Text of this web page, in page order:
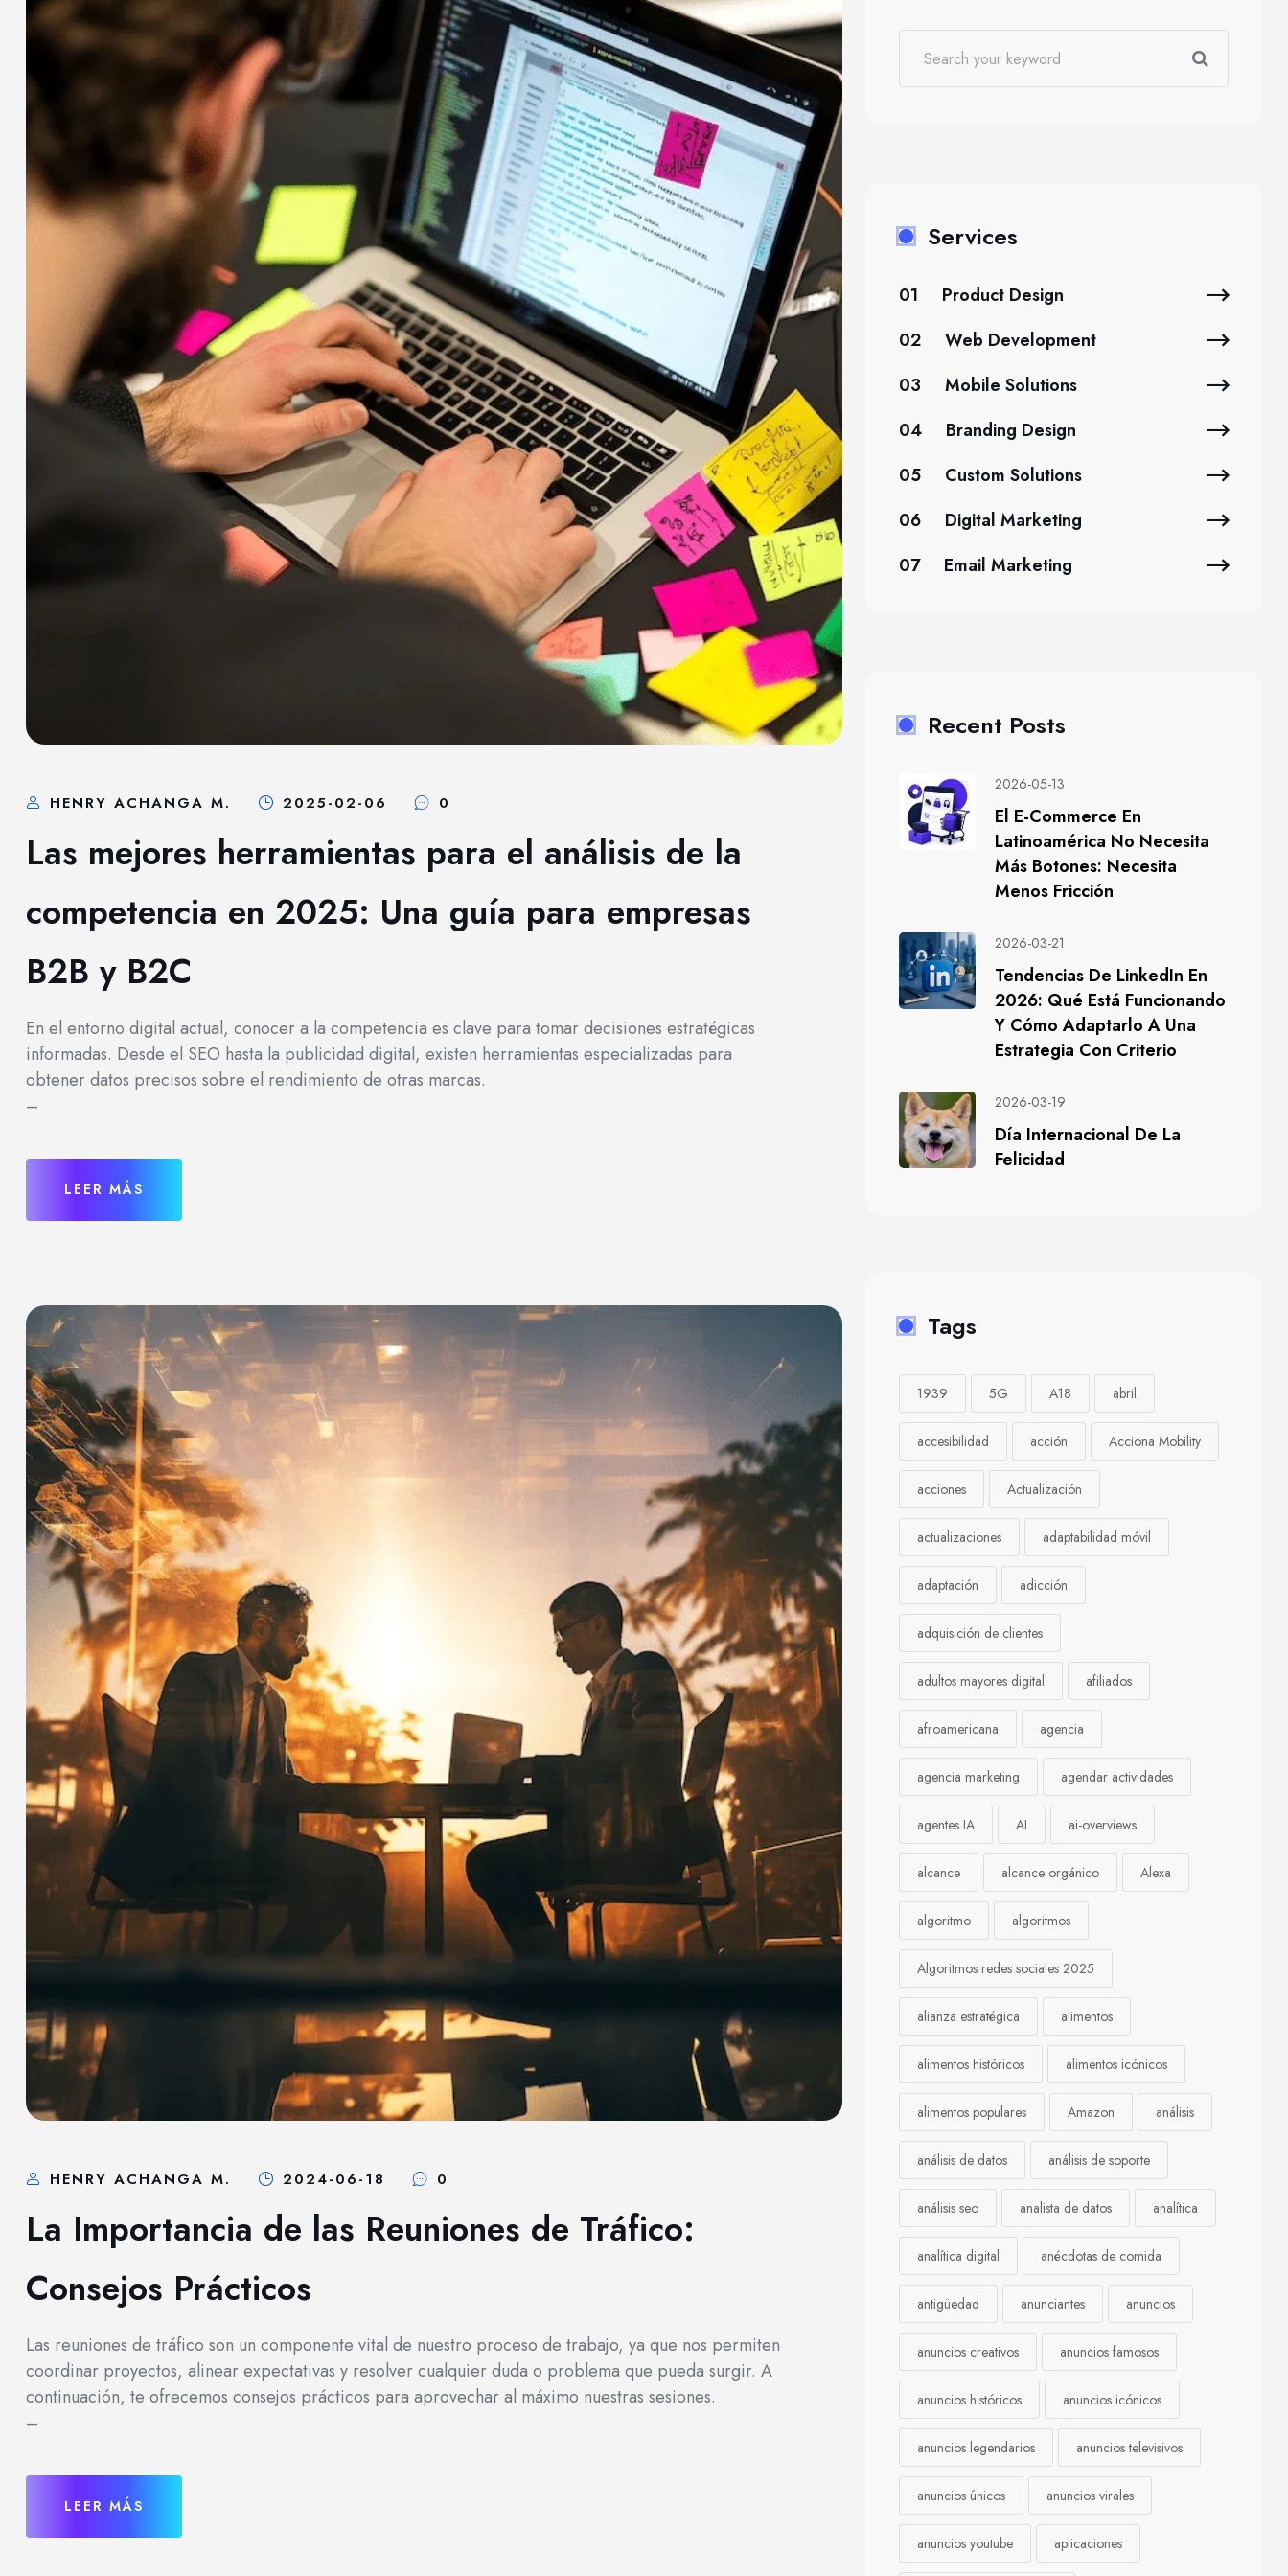
HENRY ACHANGA M. 2025-02-06 0
Las mejores herramientas para el análisis de la
competencia en 2025: Una guía para empresas
B2B y B2C
En el entorno digital actual, conocer a la competencia es clave para tomar decisiones estratégicas
informadas. Desde el SEO hasta la publicidad digital, existen herramientas especializadas para
obtener datos precisos sobre el rendimiento de otras marcas.
–
LEER MÁS
HENRY ACHANGA M. 2024-06-18 0
La Importancia de las Reuniones de Tráfico:
Consejos Prácticos
Las reuniones de tráfico son un componente vital de nuestro proceso de trabajo, ya que nos permiten
coordinar proyectos, alinear expectativas y resolver cualquier duda o problema que pueda surgir. A
continuación, te ofrecemos consejos prácticos para aprovechar al máximo nuestras sesiones.
–
LEER MÁS
Services
01
Product Design
02
Web Development
03
Mobile Solutions
04
Branding Design
05
Custom Solutions
06
Digital Marketing
07
Email Marketing
Recent Posts
2026-05-13
El E-Commerce En
Latinoamérica No Necesita
Más Botones: Necesita
Menos Fricción
2026-03-21
Tendencias De LinkedIn En
2026: Qué Está Funcionando
Y Cómo Adaptarlo A Una
Estrategia Con Criterio
2026-03-19
Día Internacional De La
Felicidad
Tags
1939 5G A18 abril
accesibilidad acción Acciona Mobility
acciones Actualización
actualizaciones adaptabilidad móvil
adaptación adicción
adquisición de clientes
adultos mayores digital afiliados
afroamericana agencia
agencia marketing agendar actividades
agentes IA AI ai-overviews
alcance alcance orgánico Alexa
algoritmo algoritmos
Algoritmos redes sociales 2025
alianza estratégica alimentos
alimentos históricos alimentos icónicos
alimentos populares Amazon análisis
análisis de datos análisis de soporte
análisis seo analista de datos analítica
analítica digital anécdotas de comida
antigüedad anunciantes anuncios
anuncios creativos anuncios famosos
anuncios históricos anuncios icónicos
anuncios legendarios anuncios televisivos
anuncios únicos anuncios virales
anuncios youtube aplicaciones